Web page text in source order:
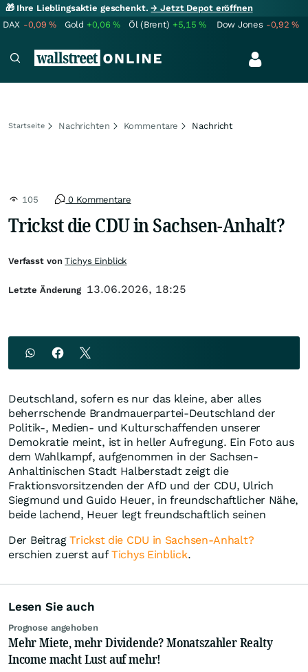
🎁 Ihre Lieblingsaktie geschenkt.→ Jetzt Depot eröffnen
DAX -0,09% Gold +0,06% Öl (Brent) +5,15% Dow Jones -0,92%
Startseite Nachrichten Kommentare Nachricht
105 0 Kommentare
Trickst die CDU in Sachsen-Anhalt?
Deutschland, sofern es nur das kleine, aber alles
beherrschende Brandmauerpartei-Deutschland der
Politik-, Medien- und Kulturschaffenden unserer
Demokratie meint, ist in heller Aufregung. Ein Foto aus
dem Wahlkampf, aufgenommen in der Sachsen-
Anhaltinischen Stadt Halberstadt zeigt die
Fraktionsvorsitzenden der AfD und der CDU, Ulrich
Siegmund und Guido Heuer, in freundschaftlicher Nähe,
beide lachend, Heuer legt freundschaftlich seinen
Der BeitragTrickst die CDU in Sachsen-Anhalt?
erschien zuerst auf Tichys Einblick.
Lesen Sie auch
Prognose angehoben
Mehr Miete, mehr Dividende? Monatszahler Realty
Income macht Lust auf mehr!
Verfasst vonTichys Einblick
Letzte Änderung 13.06.2026, 18:25